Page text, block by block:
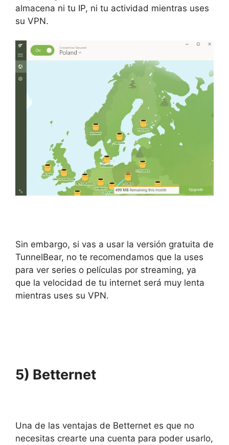
almacena ni tu IP, ni tu actividad mientras uses
su VPN.
Sin embargo, si vas a usar la versión gratuita de
TunnelBear, no te recomendamos que la uses
para ver series o películas por streaming, ya
que la velocidad de tu internet será muy lenta
mientras uses su VPN.
5) Betternet
Una de las ventajas de Betternet es que no
necesitas crearte una cuenta para poder usarlo,